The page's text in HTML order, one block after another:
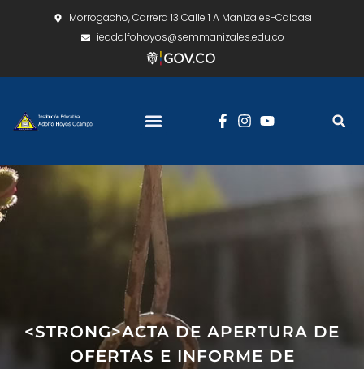
Morrogacho, Carrera 13 Calle 1 A Manizales-Caldas
ieadolfohoyos@semmanizales.edu.co
<STRONG>ACTA DE APERTURA DE
OFERTAS E INFORME DE